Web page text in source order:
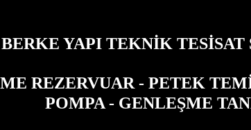
BERKE YAPI TEKNİK TESİSAT
REZERVUAR - PETEK
POMPA - GENLEŞME